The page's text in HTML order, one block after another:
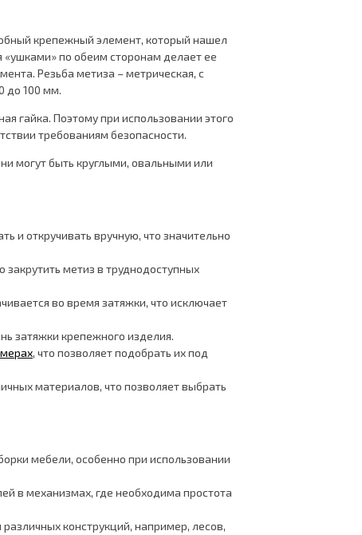
крепежный элемент, который нашел
по обеим сторонам делает ее
Резьба метиза – метрическая, с
до 100 мм.
гайка. Поэтому при использовании этого
требованиям безопасности.
могут быть круглыми, овальными или
и откручивать вручную, что значительно
закрутить метиз в труднодоступных
во время затяжки, что исключает
затяжки крепежного изделия.
, что позволяет подобрать их под
материалов, что позволяет выбрать
мебели, особенно при использовании
в механизмах, где необходима простота
конструкций, например, лесов,